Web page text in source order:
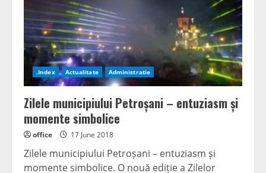
.Index Actualitate Administratie
Zilele municipiului Petroșani – entuziasm și
momente simbolice
office 17 June 2018
Zilele municipiului Petroșani – entuziasm și
momente simbolice. O nouă ediție a Zilelor